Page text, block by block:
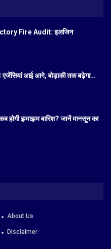
Fire Audit: इलजिन
एजेंसियां आई आगे, बोड़ाकी तक बढ़ेगा…
होगी झमाझम बारिश? जानें मानसून का
About Us
Disclaimer